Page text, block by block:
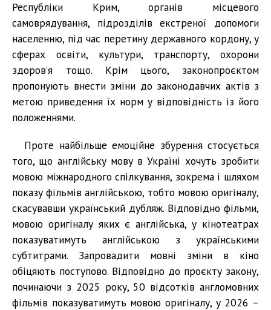
Республіки Крим, органів місцевого
самоврядування, підрозділів екстреної допомоги
населенню, під час перетину державного кордону, у
сферах освіти, культури, транспорту, охорони
здоров’я тощо. Крім цього, законопроєктом
пропонують внести зміни до законодавчих актів з
метою приведення їх норм у відповідність із його
положеннями.
Проте найбільше емоційне збурення стосується
того, що англійську мову в Україні хочуть зробити
мовою міжнародного спілкування, зокрема і шляхом
показу фільмів англійською, тобто мовою оригіналу,
скасувавши український дубляж. Відповідно фільми,
мовою оригіналу яких є англійська, у кінотеатрах
показуватимуть англійською з українськими
субтитрами. Запровадити мовні зміни в кіно
обіцяють поступово. Відповідно до проєкту закону,
починаючи з 2025 року, 50 відсотків англомовних
фільмів показуватимуть мовою оригіналу, у 2026 –